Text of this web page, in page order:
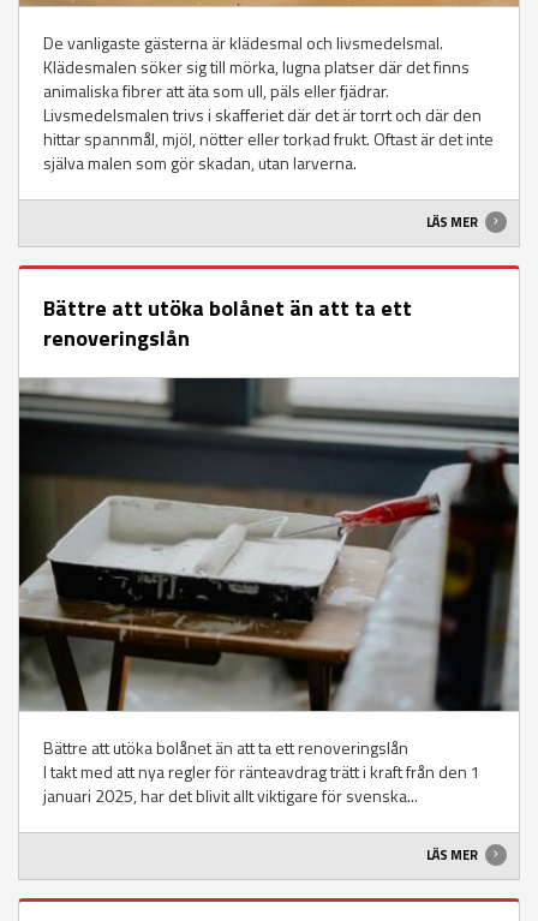
De vanligaste gästerna är klädesmal och livsmedelsmal.
Klädesmalen söker sig till mörka, lugna platser där det finns
animaliska fibrer att äta som ull, päls eller fjädrar.
Livsmedelsmalen trivs i skafferiet där det är torrt och där den
hittar spannmål, mjöl, nötter eller torkad frukt. Oftast är det inte
själva malen som gör skadan, utan larverna.
LÄS MER
Bättre att utöka bolånet än att ta ett
renoveringslån
Bättre att utöka bolånet än att ta ett renoveringslån
I takt med att nya regler för ränteavdrag trätt i kraft från den 1
januari 2025, har det blivit allt viktigare för svenska...
LÄS MER